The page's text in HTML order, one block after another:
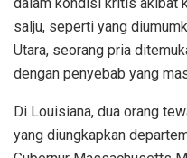
salju, seperti yang
Utara, seorang pria
dengan penyebab yang
Di Louisiana, dua orang
yang diungkapkan